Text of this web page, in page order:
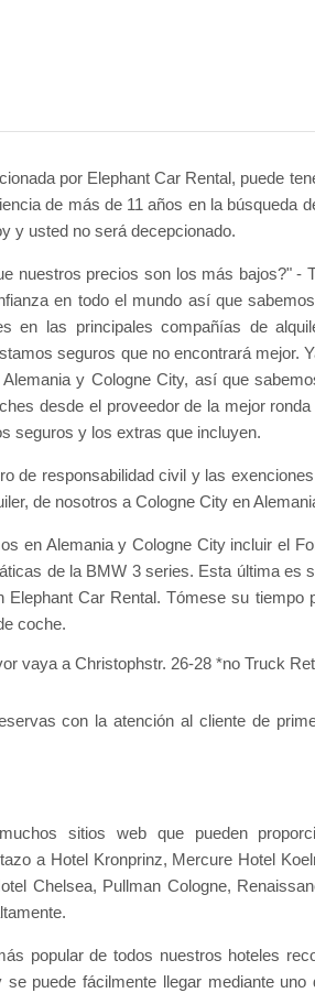
por Elephant Car Rental, puede
de más de 11 años en la búsqueda
y usted no será decepcionado.
nuestros precios son los más bajos?" -
en todo el mundo así que
en las principales compañías de
seguros que no encontrará mejor.
y Cologne City, así que
desde el proveedor de la mejor
seguros y los extras que incluyen.
de responsabilidad civil y las
de nosotros a Cologne City en
en Alemania y Cologne City incluir el
de la BMW 3 series. Esta última es
Car Rental. Tómese su tiempo
coche.
vaya a Christophstr. 26-28 *no Truck
con la atención al cliente de
sitios web que pueden
a Hotel Kronprinz, Mercure Hotel
Chelsea, Pullman Cologne,
popular de todos nuestros hoteles
puede fácilmente llegar mediante